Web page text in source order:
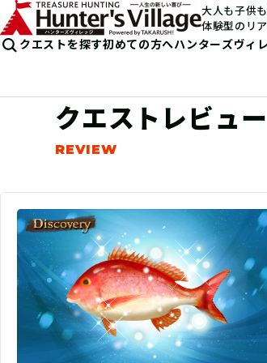
大人も子供
体験型のリ
クエストを探す初めての方へハンターズヴィ
クエストレビュー